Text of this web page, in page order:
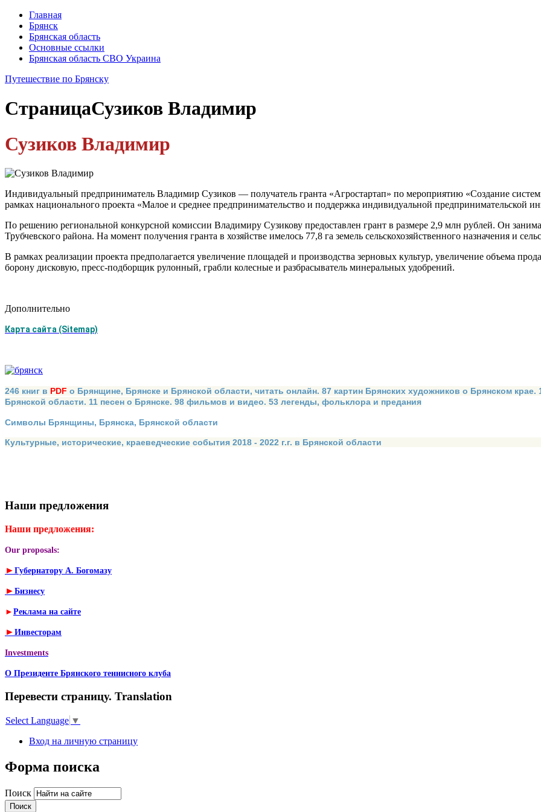
Главная
Брянск
Брянская область
Основные ссылки
Брянская область СВО Украина
Путешествие по Брянску
СтраницаСузиков Владимир
Сузиков Владимир
Индивидуальный предприниматель Владимир Сузиков — получатель гранта «Агростартап» по мероприятию «Создание
рамках национального проекта «Малое и среднее предпринимательство и поддержка индивидуальной предпринимательской
По решению региональной конкурсной комиссии Владимиру Сузикову предоставлен грант в размере 2,9 млн рублей. Он
Трубчевского района. На момент получения гранта в хозяйстве имелось 77,8 га земель сельскохозяйственного назначения и
В рамках реализации проекта предполагается увеличение площадей и производства зерновых культур, увеличение объема
борону дисковую, пресс-подборщик рулонный, грабли колесные и разбрасыватель минеральных удобрений.
Дополнительно
Карта сайта (Sitemap)
246 книг в PDF о Брянщине, Брянске и Брянской области, читать онлайн. 87 картин Брянских художников о Брянском
Брянской области. 11 песен о Брянске. 98 фильмов и видео. 53 легенды, фольклора и предания
Символы Брянщины, Брянска, Брянской области
Культурные, исторические, краеведческие события 2018 - 2022 г.г. в Брянской области
Наши предложения
Наши предложения:
Our proposals:
► Губернатору А. Богомазу
► Бизнесу
► Реклама на сайте
► Инвесторам
Investments
О Президенте Брянского теннисного клуба
Перевести страницу. Translation
Select Language ▼
Вход на личную страницу
Форма поиска
Поиск